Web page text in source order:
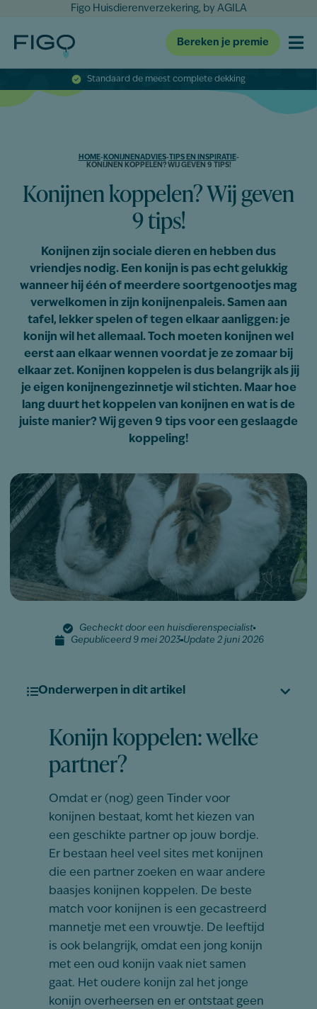
Figo Huisdierenverzekering, by AGILA
Bereken je premie
Standaard de meest complete dekking
HOME- KONIJNENADVIES-TIPS EN INSPIRATIE-
KONIJNEN KOPPELEN? WIJ GEVEN 9 TIPS!
Konijnen koppelen? Wij geven
9 tips!
Konijnen zijn sociale dieren en hebben dus
vriendjes nodig. Een konijn is pas echt gelukkig
wanneer hij één of meerdere soortgenootjes mag
verwelkomen in zijn konijnenpaleis. Samen aan
tafel, lekker spelen of tegen elkaar aanliggen: je
konijn wil het allemaal. Toch moeten konijnen wel
eerst aan elkaar wennen voordat je ze zomaar bij
elkaar zet. Konijnen koppelen is dus belangrijk als jij
je eigen konijnengezinnetje wil stichten. Maar hoe
lang duurt het koppelen van konijnen en wat is de
juiste manier? Wij geven 9 tips voor een geslaagde
koppeling!
Gecheckt door een huisdierenspecialist
Gepubliceerd 9 mei 2023 Update 2 juni 2026
Onderwerpen in dit artikel
Konijn koppelen: welke
partner?
Omdat er (nog) geen Tinder voor
konijnen bestaat, komt het kiezen van
een geschikte partner op jouw bordje.
Er bestaan heel veel sites met konijnen
die een partner zoeken en waar andere
baasjes konijnen koppelen. De beste
match voor konijnen is een gecastreerd
mannetje met een vrouwtje. De leeftijd
is ook belangrijk, omdat een jong konijn
met een oud konijn vaak niet samen
gaat. Het oudere konijn zal het jonge
konijn overheersen en er ontstaat geen